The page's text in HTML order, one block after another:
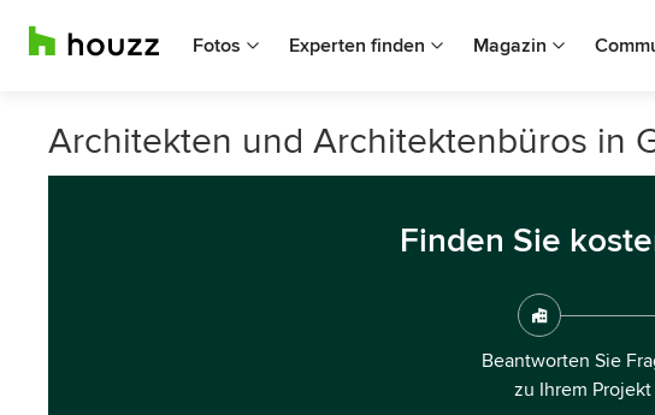
Fotos Experten finden Magazin
Architekten und Architektenbüros in
Finden Sie
Beantworten Sie
zu Ihrem Projekt